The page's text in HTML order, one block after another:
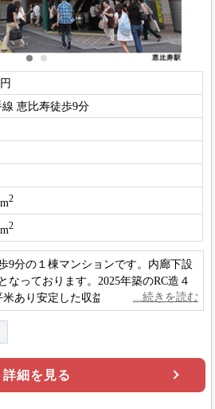
線 恵比寿徒歩9分
2
2
9分の１棟マンションです。内廊下設
なっております。2025年築のRC造４
あり安定した収益が見込めます。
詳細を見る